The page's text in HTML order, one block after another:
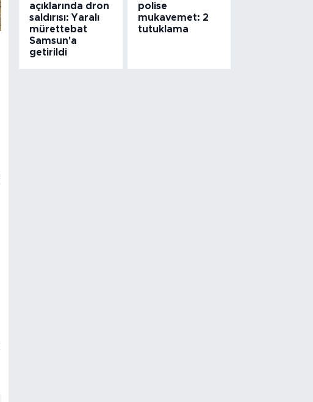
açıklarında dron
saldırısı: Yaralı
mürettebat
Samsun'a
getirildi
polise
mukavemet: 2
tutuklama